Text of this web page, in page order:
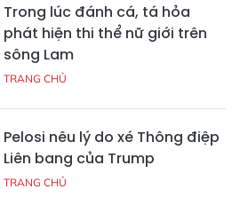
Trong lúc đánh cá, tá hỏa
phát hiện thi thể nữ giới trên
sông Lam
TRANG CHỦ
Pelosi nêu lý do xé Thông điệp
Liên bang của Trump
TRANG CHỦ